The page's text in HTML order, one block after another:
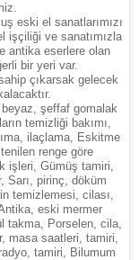
eski el sanatlarımızı
işçiliği ve sanatımızla
antika eserlere olan
bir yeri var.
çıkarsak gelecek
şeffaf gomalak
temizliği bakımı,
ilaçlama, Eskitme
renge göre
işleri, Gümüş tamiri,
Sarı, pirinç, döküm
temizlemesi, cilası,
eski mermer
takma, Porselen, cila,
masa saatleri, tamiri,
tamiri, Bilumum